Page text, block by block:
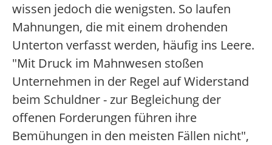
wissen jedoch die wenigsten. So laufen
Mahnungen, die mit einem drohenden
Unterton verfasst werden, häufig ins Leere.
"Mit Druck im Mahnwesen stoßen
Unternehmen in der Regel auf Widerstand
beim Schuldner - zur Begleichung der
offenen Forderungen führen ihre
Bemühungen in den meisten Fällen nicht",